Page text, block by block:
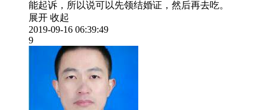
能起诉，所以说可以先领结婚证，然后再去吃。
展开 收起
2019-09-16 06:39:49
9